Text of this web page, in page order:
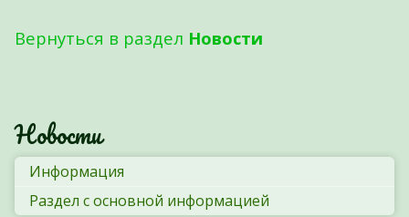
Вернуться в раздел Новости
Новости
Информация
Раздел с основной информацией